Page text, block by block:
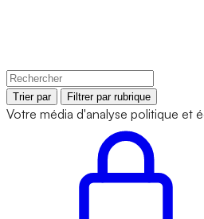
Trier par Filtrer par rubrique
Votre média d'analyse politique et